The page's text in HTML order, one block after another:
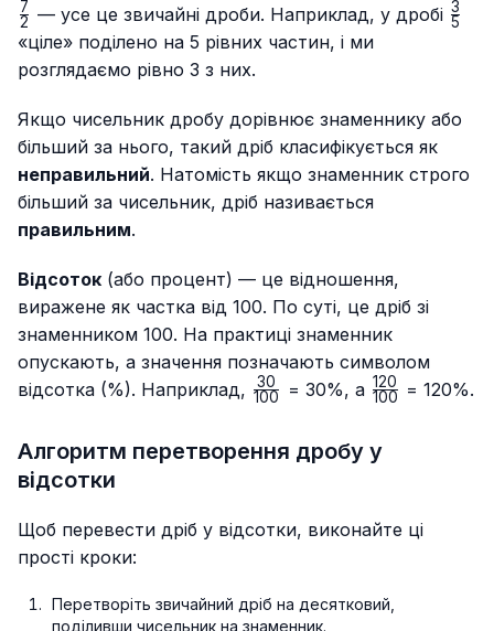
{5}{12}
2
7 — усе це звичайні дроби. Наприклад, у дробі 5
3
«ціле» поділено на 5 рівних частин, і ми
розглядаємо рівно 3 з них.
Якщо чисельник дробу дорівнює знаменнику або
більший за нього, такий дріб класифікується як
неправильний. Натомість якщо знаменник строго
більший за чисельник, дріб називається
правильним.
Відсоток (або процент) — це відношення,
виражене як частка від 100. По суті, це дріб зі
знаменником 100. На практиці знаменник
опускають, а значення позначають символом
відсотка (%). Наприклад, \frac{30}
100
30 = 30%, а \frac{120}
100
120 = 120%.
Алгоритм перетворення дробу у
відсотки
Щоб перевести дріб у відсотки, виконайте ці
прості кроки:
Перетворіть звичайний дріб на десятковий,
поділивши чисельник на знаменник.